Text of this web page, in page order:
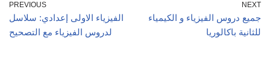
PREVIOUS
الفيزياء الاولى إعدادي: سلاسل
لدروس الفيزياء مع التصحيح
NEXT
جميع دروس الفيزياء و الكيمياء
للثانية باكالوريا